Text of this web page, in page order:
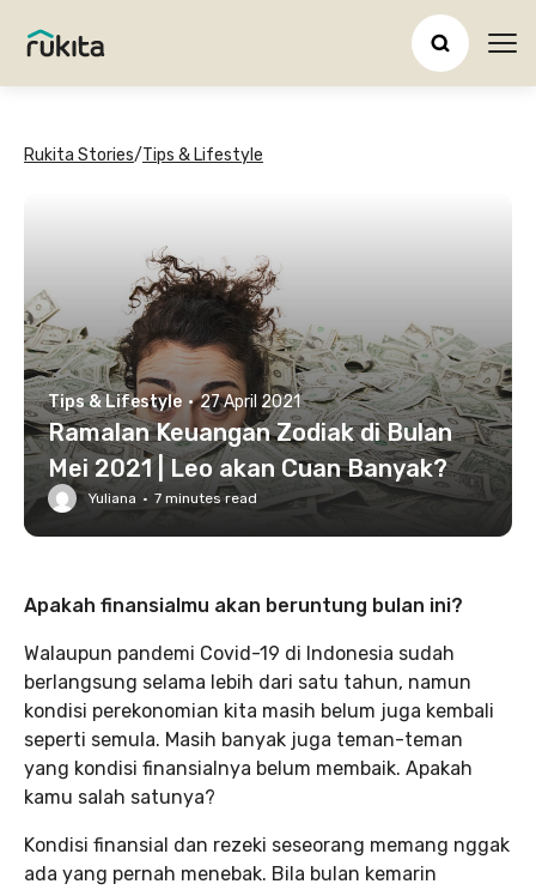
Rukita Stories/Tips & Lifestyle
Tips & Lifestyle · 27 April 2021
Ramalan Keuangan Zodiak di Bulan
Mei 2021 | Leo akan Cuan Banyak?
Yuliana · 7 minutes read
Apakah finansialmu akan beruntung bulan ini?
Walaupun pandemi Covid-19 di Indonesia sudah
berlangsung selama lebih dari satu tahun, namun
kondisi perekonomian kita masih belum juga kembali
seperti semula. Masih banyak juga teman-teman
yang kondisi finansialnya belum membaik. Apakah
kamu salah satunya?
Kondisi finansial dan rezeki seseorang memang nggak
ada yang pernah menebak. Bila bulan kemarin